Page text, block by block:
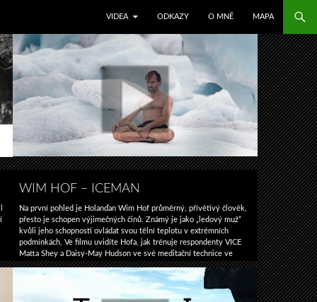
VIDEA
ODKAZY O MNĚ MAPA
WIM HOF – ICEMAN
Na první pohled je Holanďan Wim Hof ​​průměrný, přívětivý člověk,
přesto je schopen výjimečných činů. Známý je jako „ledový muž“
kvůli jeho schopnosti ovládat svou tělní teplotu v extrémních
podmínkách, Ve filmu uvidíte Hofa, jak trénuje respondenty VICE
Matta Shey a Daisy-May Hudson ve své meditační technice ve
snaze dokázat, že někdo je schopen cvičením mysli nad …
Pokračování textu
–